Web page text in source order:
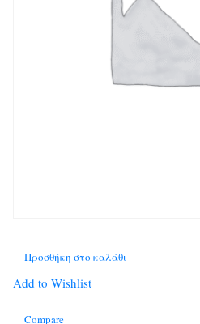
Προσθήκη στο καλάθι
Add to Wishlist
Compare